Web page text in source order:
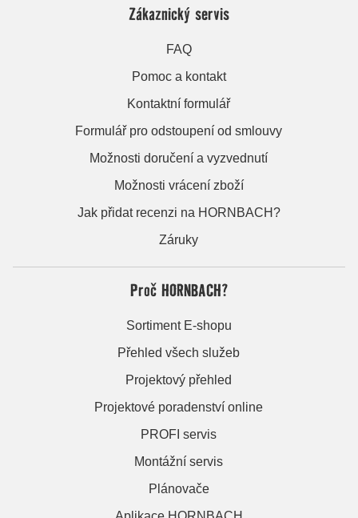
Zákaznický servis
FAQ
Pomoc a kontakt
Kontaktní formulář
Formulář pro odstoupení od smlouvy
Možnosti doručení a vyzvednutí
Možnosti vrácení zboží
Jak přidat recenzi na HORNBACH?
Záruky
Proč HORNBACH?
Sortiment E-shopu
Přehled všech služeb
Projektový přehled
Projektové poradenství online
PROFI servis
Montážní servis
Plánovače